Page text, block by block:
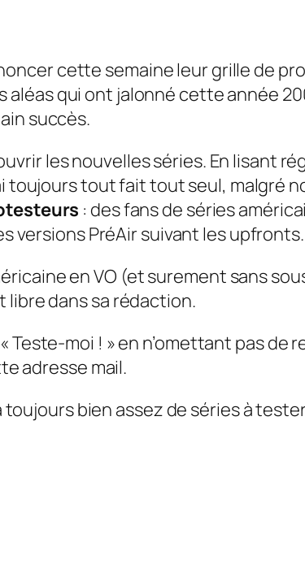
cette semaine leur grille de
aléas qui ont jalonné cette année
succès.
les nouvelles séries. En lisant
toujours tout fait tout seul, malgré
: des fans de séries
versionsPréAir suivant lesupfronts.
en VO (et surement sans
dans sa rédaction.
moi ! » en n’omettant pas de
adresse mail.
toujours bien assez de séries à